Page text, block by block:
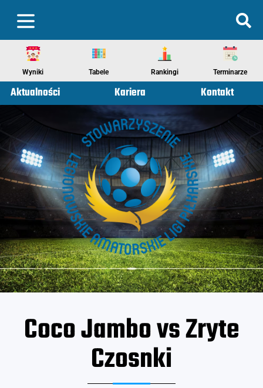
Wyniki Tabele Rankingi Terminarze
Aktualności Kariera Kontakt
Coco Jambo vs Zryte
Czosnki